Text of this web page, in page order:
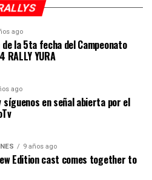
ago
la 5ta fecha del Campeonato
RALLY YURA
ago
en señal abierta por el
9 años ago
Edition cast comes together to